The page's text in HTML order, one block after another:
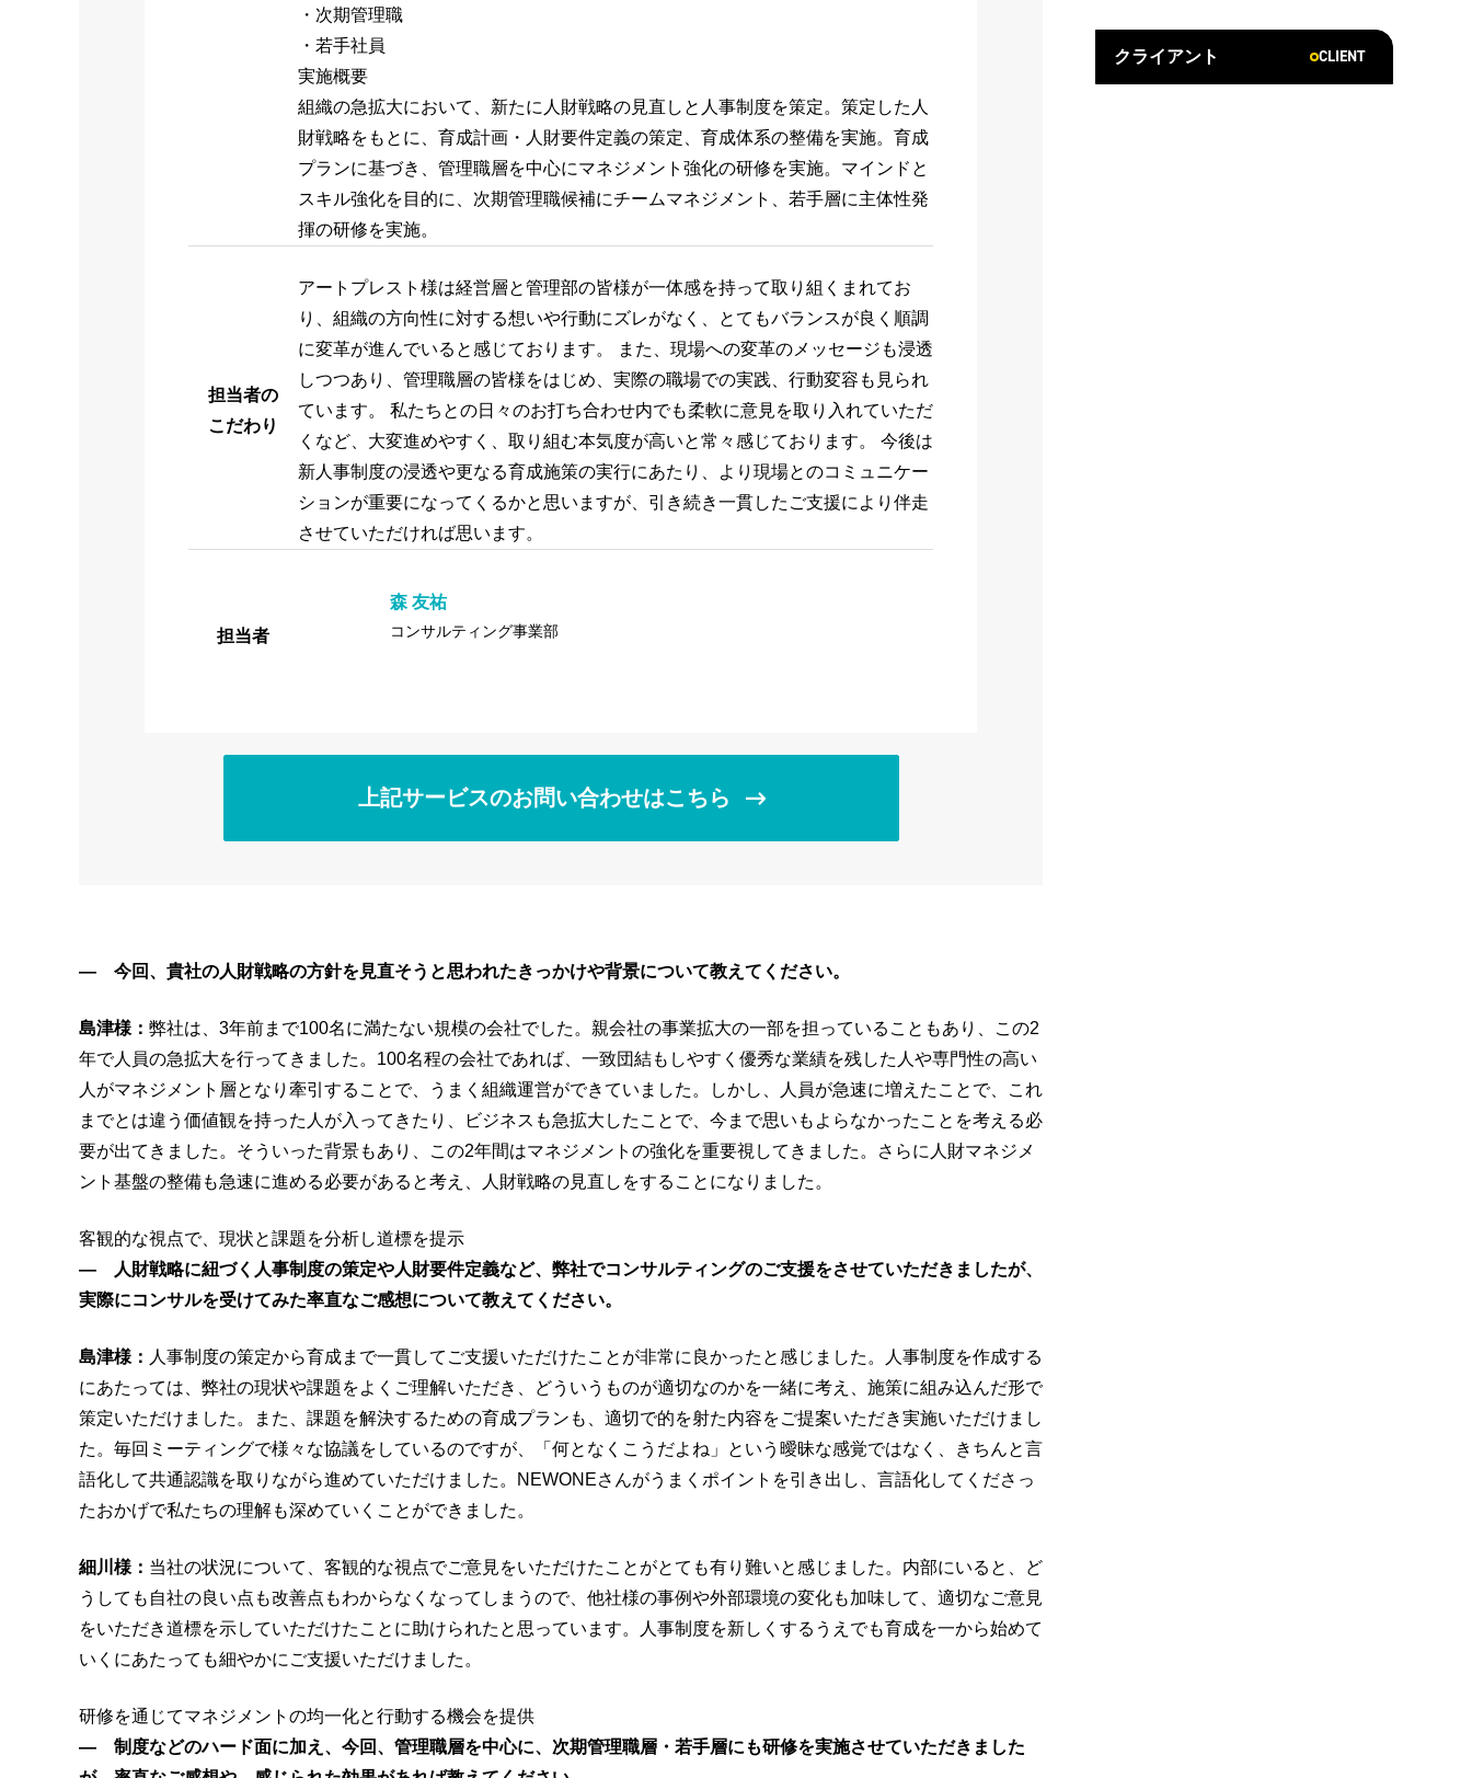
・次期管理職
・若手社員
実施概要
組織の急拡大において、新たに人財戦略の見直しと人事制度を策定。策定した人
財戦略をもとに、育成計画・人財要件定義の策定、育成体系の整備を実施。育成
プランに基づき、管理職層を中心にマネジメント強化の研修を実施。マインドと
スキル強化を目的に、次期管理職候補にチームマネジメント、若手層に主体性発
揮の研修を実施。
担当者の
こだわり
アートプレスト様は経営層と管理部の皆様が一体感を持って取り組くまれてお
り、組織の方向性に対する想いや行動にズレがなく、とてもバランスが良く順調
に変革が進んでいると感じております。 また、現場への変革のメッセージも浸透
しつつあり、管理職層の皆様をはじめ、実際の職場での実践、行動変容も見られ
ています。 私たちとの日々のお打ち合わせ内でも柔軟に意見を取り入れていただ
くなど、大変進めやすく、取り組む本気度が高いと常々感じております。 今後は
新人事制度の浸透や更なる育成施策の実行にあたり、より現場とのコミュニケー
ションが重要になってくるかと思いますが、引き続き一貫したご支援により伴走
させていただければ思います。
担当者
森 友祐
コンサルティング事業部
上記サービスのお問い合わせはこちら
― 今回、貴社の人財戦略の方針を見直そうと思われたきっかけや背景について教えてください。
島津様： 弊社は、3年前まで100名に満たない規模の会社でした。親会社の事業拡大の一部を担っていることもあり、この2
年で人員の急拡大を行ってきました。100名程の会社であれば、一致団結もしやすく優秀な業績を残した人や専門性の高い
人がマネジメント層となり牽引することで、うまく組織運営ができていました。しかし、人員が急速に増えたことで、これ
までとは違う価値観を持った人が入ってきたり、ビジネスも急拡大したことで、今まで思いもよらなかったことを考える必
要が出てきました。そういった背景もあり、この2年間はマネジメントの強化を重要視してきました。さらに人財マネジメ
ント基盤の整備も急速に進める必要があると考え、人財戦略の見直しをすることになりました。
客観的な視点で、現状と課題を分析し道標を提示
― 人財戦略に紐づく人事制度の策定や人財要件定義など、弊社でコンサルティングのご支援をさせていただきましたが、
実際にコンサルを受けてみた率直なご感想について教えてください。
島津様： 人事制度の策定から育成まで一貫してご支援いただけたことが非常に良かったと感じました。人事制度を作成する
にあたっては、弊社の現状や課題をよくご理解いただき、どういうものが適切なのかを一緒に考え、施策に組み込んだ形で
策定いただけました。また、課題を解決するための育成プランも、適切で的を射た内容をご提案いただき実施いただけまし
た。毎回ミーティングで様々な協議をしているのですが、「何となくこうだよね」という曖昧な感覚ではなく、きちんと言
語化して共通認識を取りながら進めていただけました。NEWONEさんがうまくポイントを引き出し、言語化してくださっ
たおかげで私たちの理解も深めていくことができました。
細川様： 当社の状況について、客観的な視点でご意見をいただけたことがとても有り難いと感じました。内部にいると、ど
うしても自社の良い点も改善点もわからなくなってしまうので、他社様の事例や外部環境の変化も加味して、適切なご意見
をいただき道標を示していただけたことに助けられたと思っています。人事制度を新しくするうえでも育成を一から始めて
いくにあたっても細やかにご支援いただけました。
研修を通じてマネジメントの均一化と行動する機会を提供
― 制度などのハード面に加え、今回、管理職層を中心に、次期管理職層・若手層にも研修を実施させていただきました
クライアント CLIENT